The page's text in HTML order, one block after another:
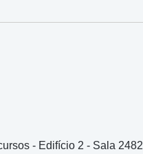
- Edifício 2 - Sala 2482